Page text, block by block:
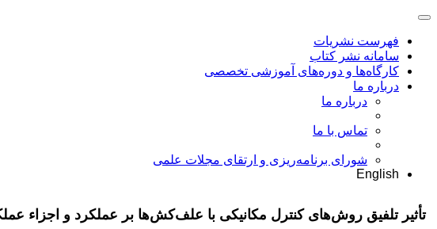
فهرست نشریات
سامانه نشر کتاب
کارگاه‌ها و دوره‌های آموزشی تخصصی
درباره ما
درباره ما
تماس با ما
شورای برنامه‌ریزی و ارتقای مجلات علمی
English
تأثیر تلفیق روش‌های کنترل مکانیکی با علف‌کش‌ها بر عملکرد و اجزاء